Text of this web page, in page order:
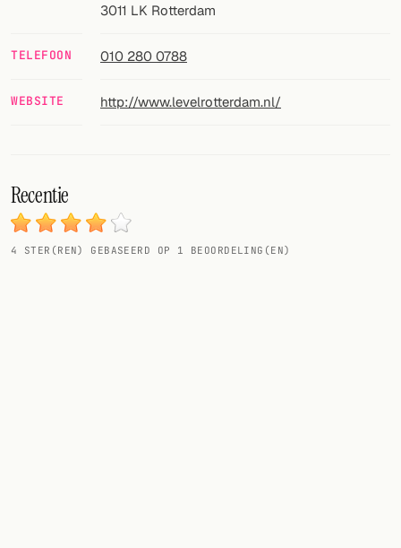
Cocktail glazen
Cocktail boeken
Cocktail bar
Zoeken
VOLG
3011 LK Rotterdam
TELEFOON 010 280 0788
WEBSITE http://www.levelrotterdam.nl/
Recentie
4 STER(REN) GEBASEERD OP 1 BEOORDELING(EN)